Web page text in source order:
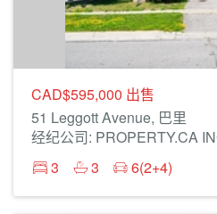
CAD$595,000 出售
51 Leggott Avenue, 巴里
经纪公司: PROPERTY.CA
3
3 6(2+4)